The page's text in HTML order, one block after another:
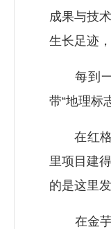
成果与技
生长足迹
每到一
带“地理标
在红格
里项目建
的是这里
在金芋